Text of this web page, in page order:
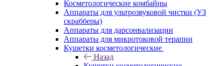
Косметологические комбайны
Аппараты для ультрозвуковой чистки (УЗ
скрабберы)
Аппараты для дарсонвализации
Аппараты для микротоковой терапии
Кушетки косметологические
Назад